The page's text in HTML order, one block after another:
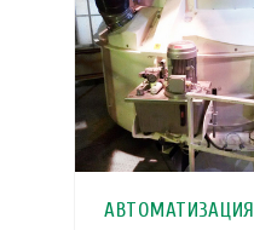
АВТОМАТИЗАЦИЯ